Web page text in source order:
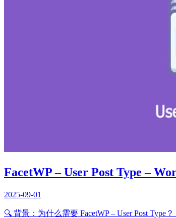
FacetWP – User Post Type –
2025-09-01
🔍 背景：为什么需要 FacetWP – User Post